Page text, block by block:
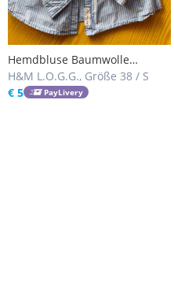
Hemdbluse Baumwolle
gestreift
H&M L.O.G.G., Größe 38 / S
€ 5
PayLivery